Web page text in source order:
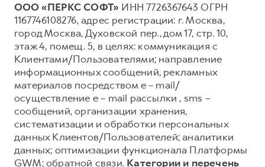
ООО «ПЕРКС СОФТ» ИНН 7726367643 ОГРН
1167746108276, адрес регистрации: г. Москва,
город Москва, Духовской пер., дом 17, стр. 10,
этаж 4, помещ. 5, в целях: коммуникация с
Клиентами/Пользователями; направление
информационных сообщений, рекламных
материалов посредством e – mail/
осуществление e – mail рассылки , sms –
сообщений, организации хранения,
систематизации и обработки персональных
данных Клиентов/Пользователей; аналитики
данных; оптимизации функционала Платформы
GWM; обратной связи. Категории и перечень